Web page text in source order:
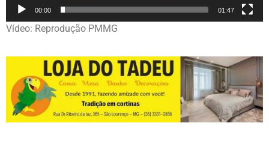
00:00 01:47
Vídeo: Reprodução PMMG